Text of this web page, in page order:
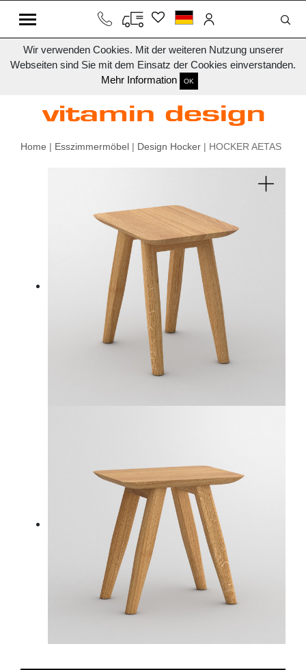
Wir verwenden Cookies. Mit der weiteren Nutzung unserer
Webseiten sind Sie mit dem Einsatz der Cookies einverstanden.
Mehr Information
OK
Home | Esszimmermöbel | Design Hocker | HOCKER AETAS